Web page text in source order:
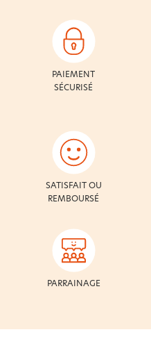
PAIEMENT
SÉCURISÉ
SATISFAIT OU
REMBOURSÉ
PARRAINAGE